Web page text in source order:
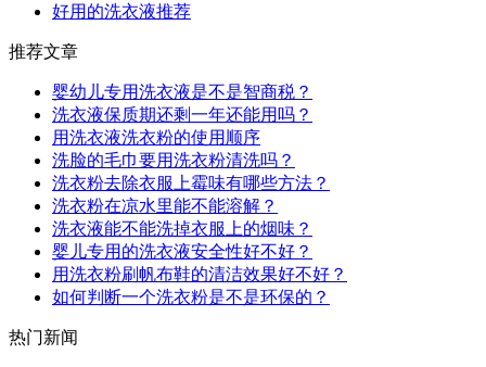
好用的洗衣液推荐
推荐文章
婴幼儿专用洗衣液是不是智商税？
洗衣液保质期还剩一年还能用吗？
用洗衣液洗衣粉的使用顺序
洗脸的毛巾要用洗衣粉清洗吗？
洗衣粉去除衣服上霉味有哪些方法？
洗衣粉在凉水里能不能溶解？
洗衣液能不能洗掉衣服上的烟味？
婴儿专用的洗衣液安全性好不好？
用洗衣粉刷帆布鞋的清洁效果好不好？
如何判断一个洗衣粉是不是环保的？
热门新闻